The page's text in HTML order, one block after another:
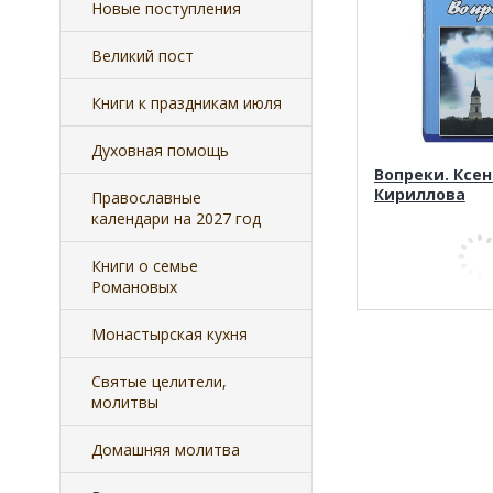
Новые поступления
Великий пост
Книги к праздникам июля
Духовная помощь
Православные
календари на 2027 год
Книги о семье
Романовых
Монастырская кухня
Святые целители,
молитвы
Домашняя молитва
Вопреки.
Кириллова